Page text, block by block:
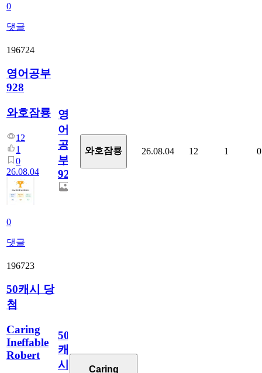
0
댓글
196724
영어공부
928
와호잠룡
12
1
0
26.08.04
0
댓글
영
어
공
부
928
와호잠룡 26.08.04 12 1 0
196723
50캐시 당
첨
Caring
Ineffable
Robert
50
캐
시
Caring